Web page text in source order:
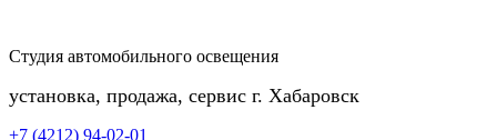
Студия автомобильного освещения
установка, продажа, сервис г. Хабаровск
+7 (4212) 94-02-01